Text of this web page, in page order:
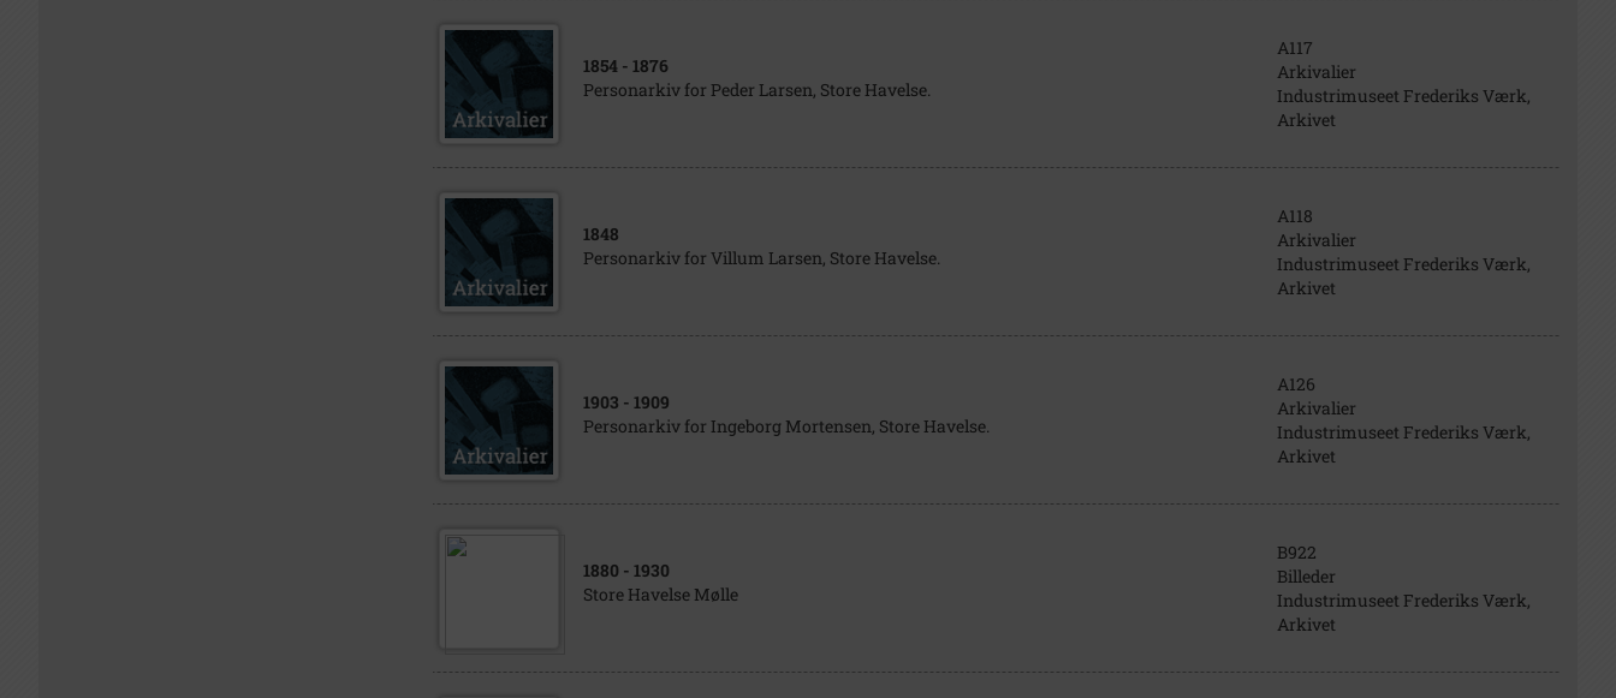
1854 - 1876
Personarkiv for Peder Larsen, Store Havelse.
A117
Arkivalier
Industrimuseet Frederiks Værk,
Arkivet
1848
Personarkiv for Villum Larsen, Store Havelse.
A118
Arkivalier
Industrimuseet Frederiks Værk,
Arkivet
1903 - 1909
Personarkiv for Ingeborg Mortensen, Store Havelse.
A126
Arkivalier
Industrimuseet Frederiks Værk,
Arkivet
1880 - 1930
Store Havelse Mølle
B922
Billeder
Industrimuseet Frederiks Værk,
Arkivet